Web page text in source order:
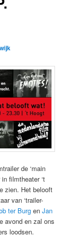
de ‘main
filmtheater ‘t
zien. Het belooft
van ‘trailer-
ter Burg enJan
avond en zal ons
loodsen.